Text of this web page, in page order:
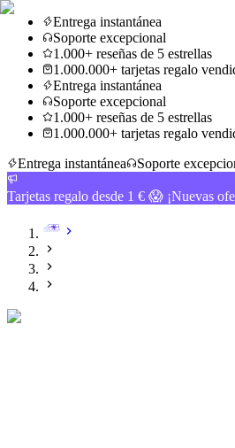
Entrega instantánea
Soporte excepcional
1.000+ reseñas de 5 estrellas
1.000.000+ tarjetas regalo
Entrega instantánea
Soporte excepcional
1.000+ reseñas de 5 estrellas
1.000.000+ tarjetas regalo
Entrega instantánea
Soporte
Tarjetas regalo desde 1 € 😱 ¡Nuevas